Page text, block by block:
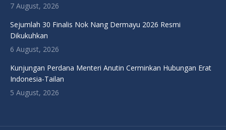
7 August, 2026
Sejumlah 30 Finalis Nok Nang Dermayu 2026 Resmi
Dikukuhkan
6 August, 2026
Kunjungan Perdana Menteri Anutin Cerminkan Hubungan Erat
Indonesia-Tailan
5 August, 2026